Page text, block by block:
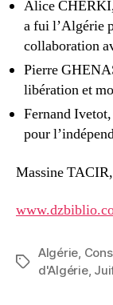
Alice
a fui l’Algérie
collaboration
Pierre
libération et
Fernand
pour
Massine
Étiquettes
Algérie,
d'Algérie,